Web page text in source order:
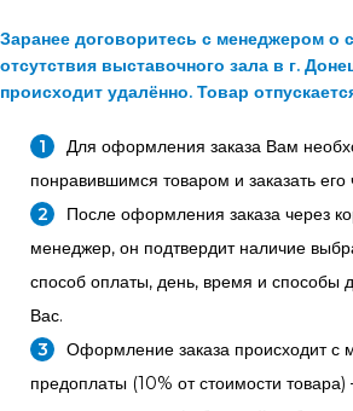
Заранее договоритесь с менеджером о
отсутствия выставочного зала в г.
происходит удалённо. Товар
Для оформления заказа Вам
понравившимся товаром и заказать его
После оформления заказа через
менеджер, он подтвердит наличие
способ оплаты, день, время и способы
Вас.
Оформление заказа происходит с
предоплаты (10% от стоимости